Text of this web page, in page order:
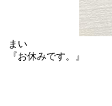
まい
『お休みです。』